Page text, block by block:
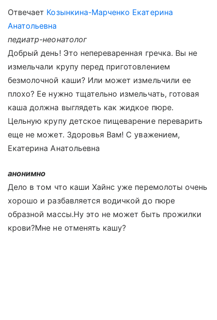
Отвечает Козынкина-Марченко Екатерина
Анатольевна
педиатр-неонатолог
Добрый день! Это непереваренная гречка. Вы не
измельчали крупу перед приготовлением
безмолочной каши? Или может измельчили ее
плохо? Ее нужно тщательно измельчать, готовая
каша должна выглядеть как жидкое пюре.
Цельную крупу детское пищеварение переварить
еще не может. Здоровья Вам! С уважением,
Екатерина Анатольевна
анонимно
Дело в том что каши Хайнс уже перемолоты очень
хорошо и разбавляется водичкой до пюре
образной массы.Ну это не может быть прожилки
крови?Мне не отменять кашу?